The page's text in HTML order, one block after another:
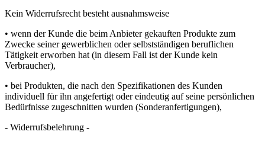
Kein Widerrufsrecht besteht ausnahmsweise
• wenn der Kunde die beim Anbieter gekauften Produkte zum
Zwecke seiner gewerblichen oder selbstständigen beruflichen
Tätigkeit erworben hat (in diesem Fall ist der Kunde kein
Verbraucher),
• bei Produkten, die nach den Spezifikationen des Kunden
individuell für ihn angefertigt oder eindeutig auf seine persönlichen
Bedürfnisse zugeschnitten wurden (Sonderanfertigungen),
- Widerrufsbelehrung -